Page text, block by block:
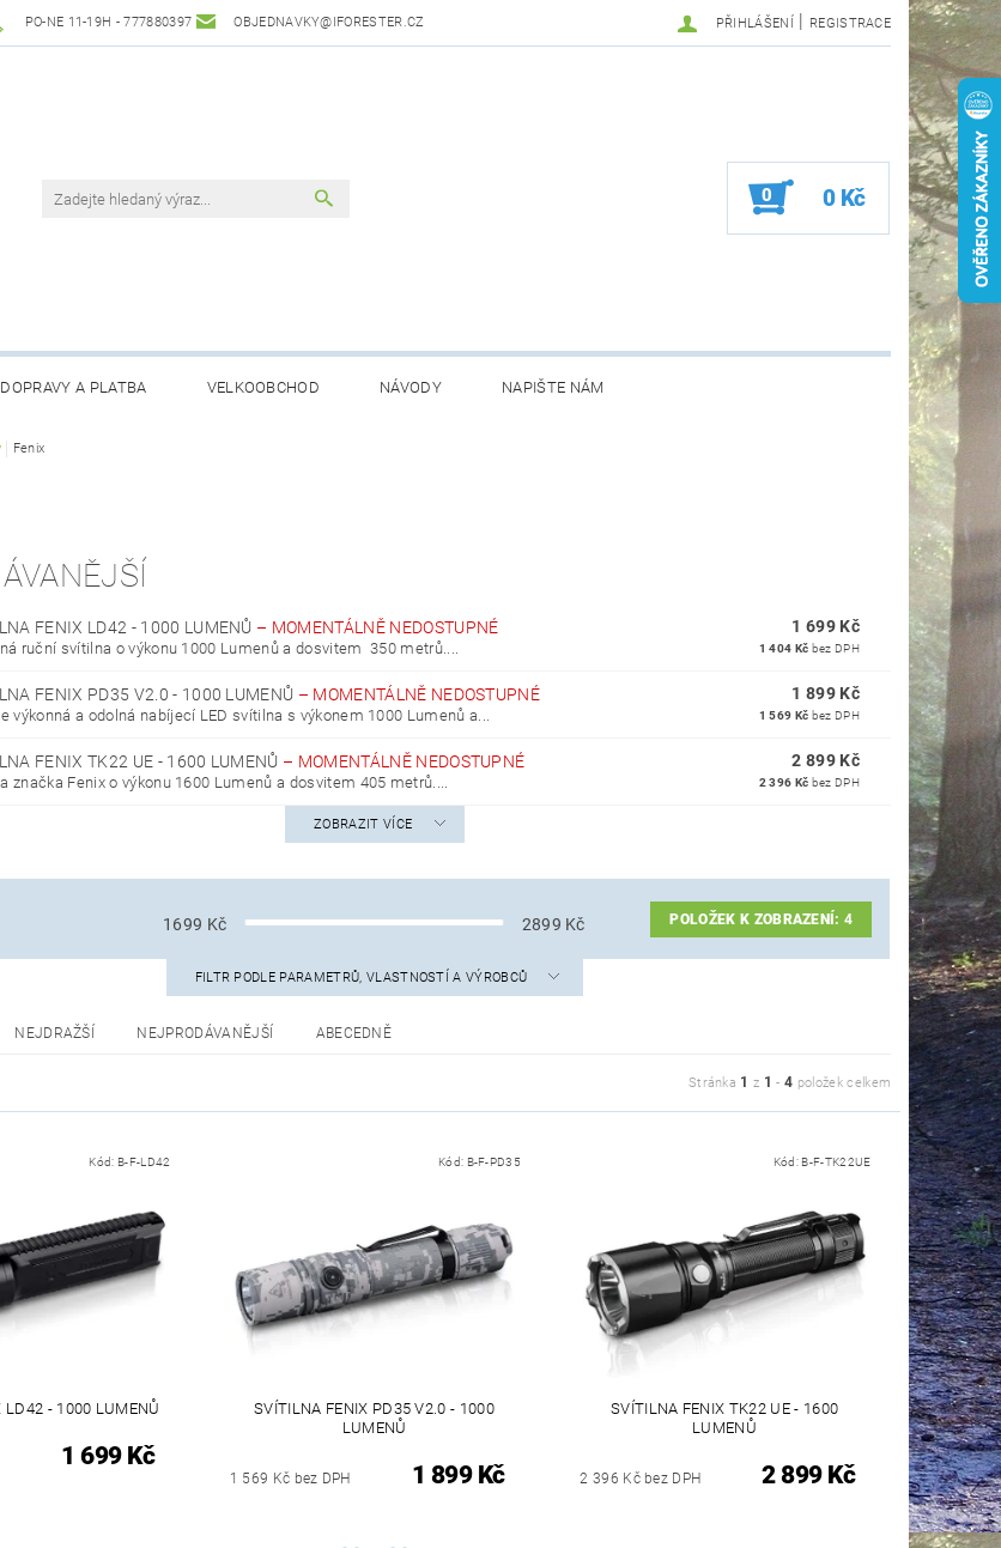
PO-NE 11-19H - 777880397 OBJEDNAVKY@IFORESTER.CZ PŘIHLÁŠENÍ | REGISTRACE
0 0 Kč
A PLATBA VELKOOBCHOD NÁVODY NAPIŠTE NÁM
Fenix
FENIX LD42 - 1000 LUMENŮ – MOMENTÁLNĚ NEDOSTUPNÉ
ruční svítilna o výkonu 1000 Lumenů a dosvitem 350 metrů....
1 699 Kč
1 404 Kč bez DPH
FENIX PD35 V2.0 - 1000 LUMENŮ – MOMENTÁLNĚ NEDOSTUPNÉ
výkonná a odolná nabíjecí LED svítilna s výkonem 1000 Lumenů a...
1 899 Kč
1 569 Kč bez DPH
FENIX TK22 UE - 1600 LUMENŮ – MOMENTÁLNĚ NEDOSTUPNÉ
značka Fenix o výkonu 1600 Lumenů a dosvitem 405 metrů....
2 899 Kč
2 396 Kč bez DPH
ZOBRAZIT VÍCE
1699 Kč 2899 Kč POLOŽEK K ZOBRAZENÍ:4
FILTR PODLE PARAMETRŮ, VLASTNOSTÍ A VÝROBCŮ
NEJDRAŽŠÍ NEJPRODÁVANĚJŠÍ ABECEDNĚ
Stránka 1 z 1 -4 položek celkem
Kód: B-F-LD42
LD42 - 1000 LUMENŮ
1 699 Kč
Kód: B-F-PD35
SVÍTILNA FENIX PD35 V2.0 - 1000
LUMENŮ
1 569 Kč bez DPH 1 899 Kč
Kód: B-F-TK22UE
SVÍTILNA FENIX TK22 UE - 1600
LUMENŮ
2 396 Kč bez DPH 2 899 Kč